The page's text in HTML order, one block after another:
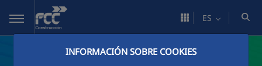
Saltar al contenido principal
INFORMACIÓN SOBRE COOKIES
ES